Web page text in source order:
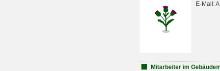
E-Mail:
Mitarbeiter im